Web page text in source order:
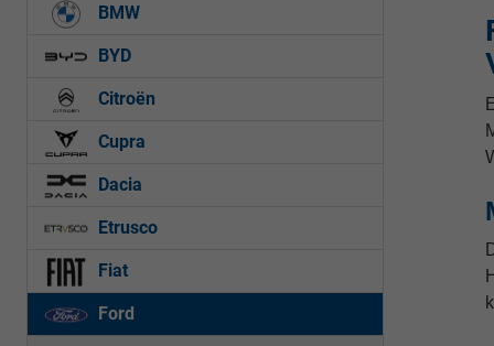
BMW
BYD
Citroën
Cupra
Dacia
Etrusco
Fiat
Ford